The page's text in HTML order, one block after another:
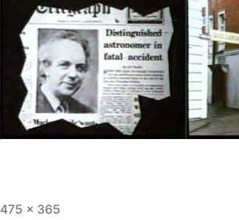
Tamaño
475 × 365